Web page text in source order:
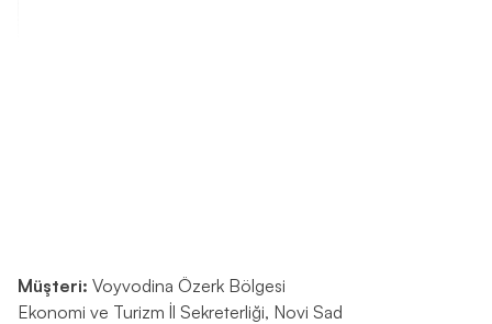
Müşteri: Voyvodina Özerk Bölgesi
Ekonomi ve Turizm İl Sekreterliği, Novi Sad